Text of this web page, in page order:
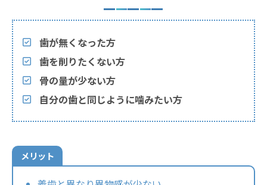
歯が無くなった方
歯を削りたくない方
骨の量が少ない方
自分の歯と同じように噛みたい方
メリット